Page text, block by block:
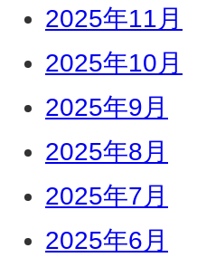
2025年11月
2025年10月
2025年9月
2025年8月
2025年7月
2025年6月